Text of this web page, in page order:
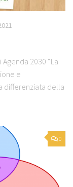
2030 “La
e
differenziata della
0